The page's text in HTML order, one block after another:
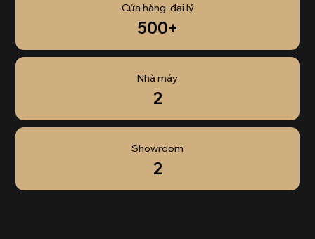
Cửa hàng, đại lý
500+
Nhà máy
2
Showroom
2